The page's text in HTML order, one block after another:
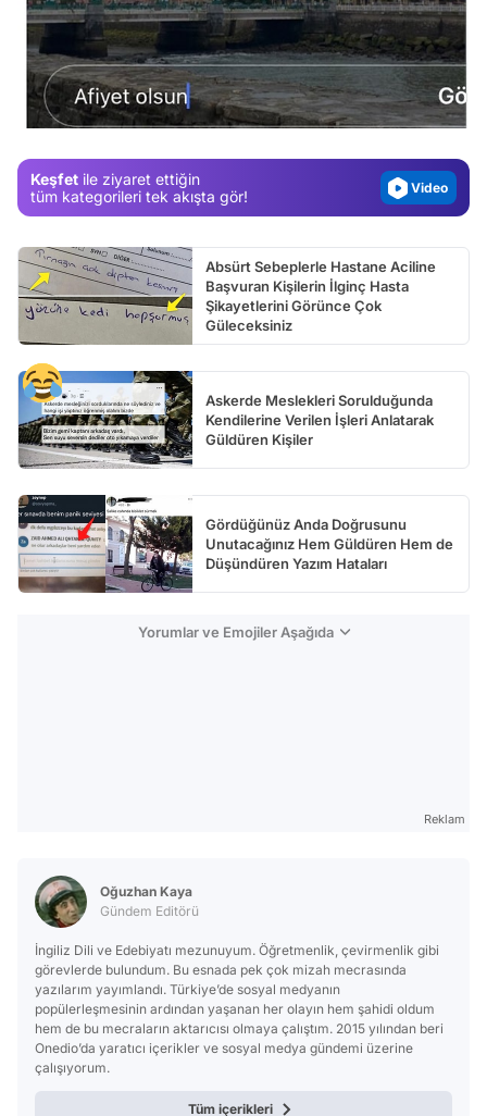
Keşfet ile ziyaret ettiğin
tüm kategorileri tek akışta gör!
Video
Test
Gündem
Video
Absürt Sebeplerle Hastane Aciline
Başvuran Kişilerin İlginç Hasta
Şikayetlerini Görünce Çok
Güleceksiniz
Askerde Meslekleri Sorulduğunda
Kendilerine Verilen İşleri Anlatarak
Güldüren Kişiler
Gördüğünüz Anda Doğrusunu
Unutacağınız Hem Güldüren Hem de
Düşündüren Yazım Hataları
Yorumlar ve Emojiler Aşağıda
Reklam
Oğuzhan Kaya
Gündem Editörü
İngiliz Dili ve Edebiyatı mezunuyum. Öğretmenlik, çevirmenlik gibi
görevlerde bulundum. Bu esnada pek çok mizah mecrasında
yazılarım yayımlandı. Türkiye’de sosyal medyanın
popülerleşmesinin ardından yaşanan her olayın hem şahidi oldum
hem de bu mecraların aktarıcısı olmaya çalıştım. 2015 yılından beri
Onedio’da yaratıcı içerikler ve sosyal medya gündemi üzerine
çalışıyorum.
Tüm içerikleri